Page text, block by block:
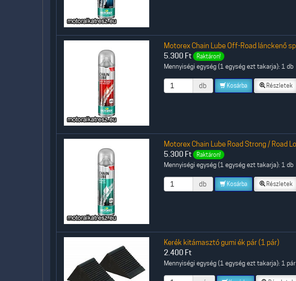
Motorex Chain Lube Off-Road lánckenő
5.300 Ft Raktáron!
Mennyiségi egység (1 egység ezt takarja): 1 db
db Kosárba Részletek
Motorex Chain Lube Road Strong / Road
5.300 Ft Raktáron!
Mennyiségi egység (1 egység ezt takarja): 1 db
db Kosárba Részletek
Kerék kitámasztó gumi ék pár (1 pár)
2.400 Ft
Mennyiségi egység (1 egység ezt takarja): 1 pár